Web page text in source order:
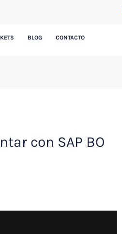
BLOG CONTACTO
con SAP BO